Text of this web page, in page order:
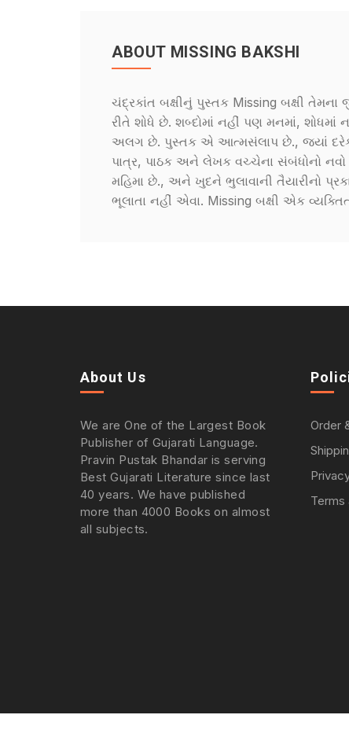
ABOUT MISSING BAKSHI
ચંદ્રકાંત બક્ષીનું પુસ્તક Missing બક્ષી
રીતે શોધે છે. શબ્દોમાં નહીં પણ મનમાં,
અલગ છે. પુસ્તક એ આત્મસંલાપ છે., જ્યાં દરેક
પાત્ર, પાઠક અને લેખક વચ્ચેના સંબંધોનો
મહિમા છે., અને ખુદને ભુલાવાની તૈયારીનો
ભૂલાતા નહીં એવા. Missing બક્ષી એક
About Us
We are One of the Largest Book
Publisher of Gujarati Language.
Pravin Pustak Bhandar is serving
Best Gujarati Literature since last
40 years. We have published
more than 4000 Books on almost
all subjects.
Order
Terms